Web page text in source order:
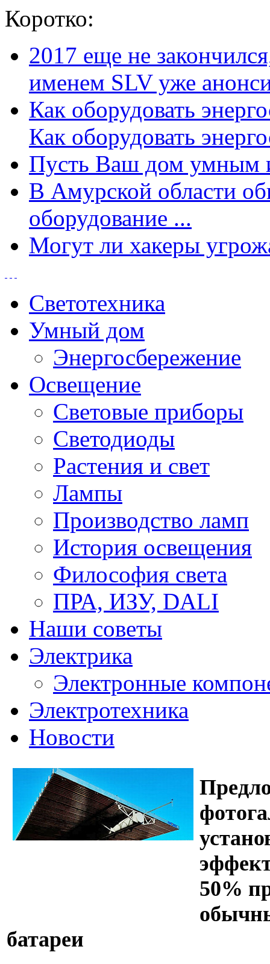
Коротко:
2017 еще не
именем SLV уже
Как оборудовать
Как оборудовать
Пусть Ваш дом умным
В Амурской области
оборудование ...
Могут ли хакеры
Светотехника
Умный дом
Энергосбережение
Освещение
Световые приборы
Светодиоды
Растения и свет
Лампы
Производство ламп
История освещения
Философия света
ПРА, ИЗУ, DALI
Наши советы
Электрика
Электронные
Электротехника
Новости
50%
батареи